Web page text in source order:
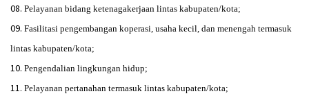
Pelayanan bidang ketenagakerjaan lintas kabupaten/kota;
Fasilitasi pengembangan koperasi, usaha kecil, dan menengah termasuk
lintas kabupaten/kota;
Pengendalian lingkungan hidup;
Pelayanan pertanahan termasuk lintas kabupaten/kota;